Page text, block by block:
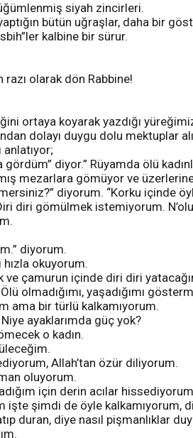
siyah zincirleri.
bütün uğraşlar, daha bir
kalbine bir sürur.
razı olarak dön Rabbine!
ortaya koyarak yazdığı
dolayı duygu dolu mektuplar
anlatıyor;
diyor.” Rüyamda ölü
mezarlara gömüyor ve
diyorum. “Korku içinde
diri gömülmek istemiyorum.
diyorum.
okuyorum.
ve çamurun içinde diri diri
Ölü olmadığımı, yaşadığımı
ama bir türlü kalkamıyorum.
ayaklarımda güç yok?
o kadın.
Allah’tan özür diliyorum.
oluyorum.
için derin acılar
işte şimdi de öyle kalkamıyorum,
duran, diye nasıl pişmanlıklar